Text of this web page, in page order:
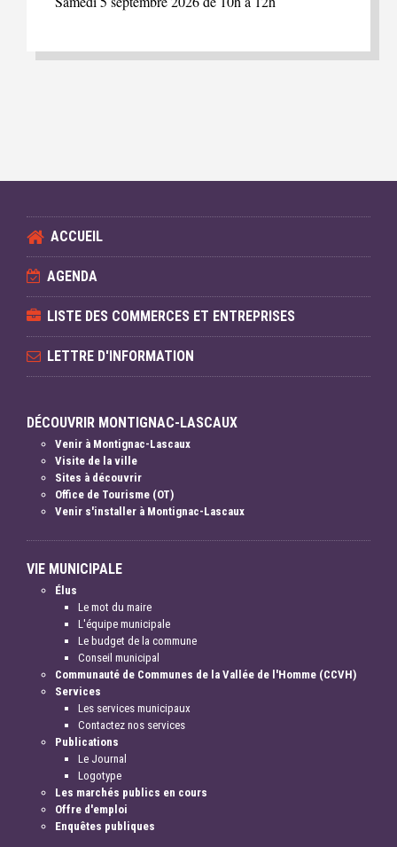
ACCUEIL
AGENDA
LISTE DES COMMERCES ET ENTREPRISES
LETTRE D'INFORMATION
DÉCOUVRIR MONTIGNAC-LASCAUX
Venir à Montignac-Lascaux
Visite de la ville
Sites à découvrir
Office de Tourisme (OT)
Venir s'installer à Montignac-Lascaux
VIE MUNICIPALE
Élus
Le mot du maire
L'équipe municipale
Le budget de la commune
Conseil municipal
Communauté de Communes de la Vallée de l'Homme (CCVH)
Services
Les services municipaux
Contactez nos services
Publications
Le Journal
Logotype
Les marchés publics en cours
Offre d'emploi
Enquêtes publiques